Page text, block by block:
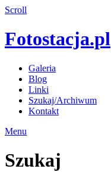
Scroll
Fotostacja.pl
Galeria
Blog
Linki
Szukaj/Archiwum
Kontakt
Menu
Szukaj